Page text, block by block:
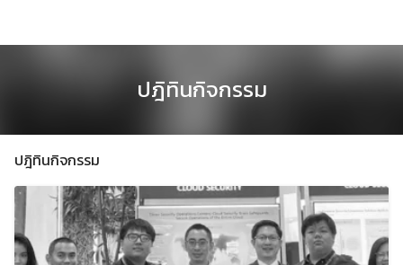
ปฎิทินกิจกรรม
ปฎิทินกิจกรรม